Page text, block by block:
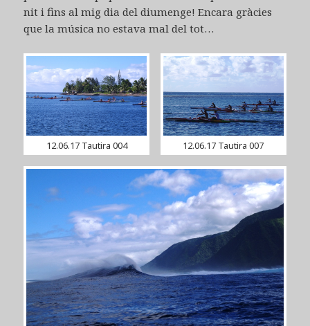
nit i fins al mig dia del diumenge! Encara gràcies
que la música no estava mal del tot…
12.06.17 Tautira 004 12.06.17 Tautira 007